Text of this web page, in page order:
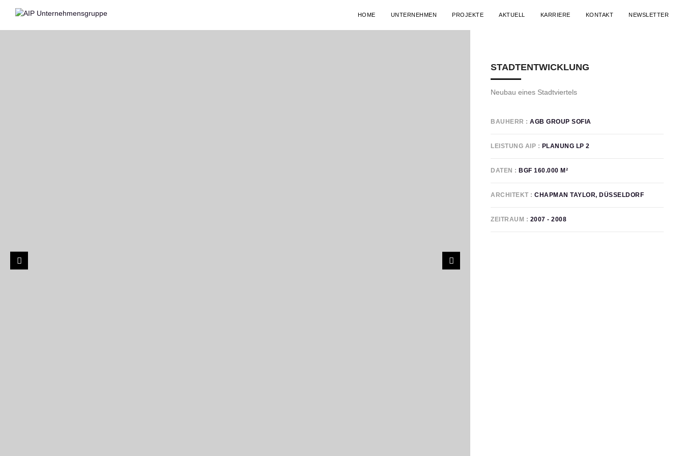
HOME UNTERNEHMEN PROJEKTE AKTUELL KARRIERE KONTAKT NEWSLETTER
ZURÜCK ZU PROJEKTSTEUERUNG
STADTENTWICKLUNG
Neubau eines Stadtviertels
BAUHERR AGB GROUP SOFIA
LEISTUNG AIP PLANUNG LP 2
DATEN BGF 160.000 M²
ARCHITEKT CHAPMAN TAYLOR, DÜSSELDORF
ZEITRAUM 2007 - 2008